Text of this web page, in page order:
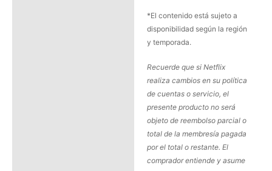
*El contenido está sujeto a
disponibilidad según la región
y temporada.
Recuerde que si Netflix
realiza cambios en su política
de cuentas o servicio, el
presente producto no será
objeto de reembolso parcial o
total de la membresía pagada
por el total o restante. El
comprador entiende y asume